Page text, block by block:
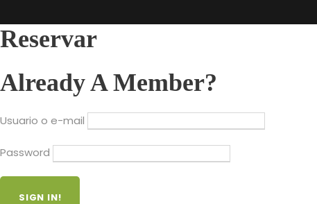
Reservar
Already A Member?
Usuario o e-mail
Password